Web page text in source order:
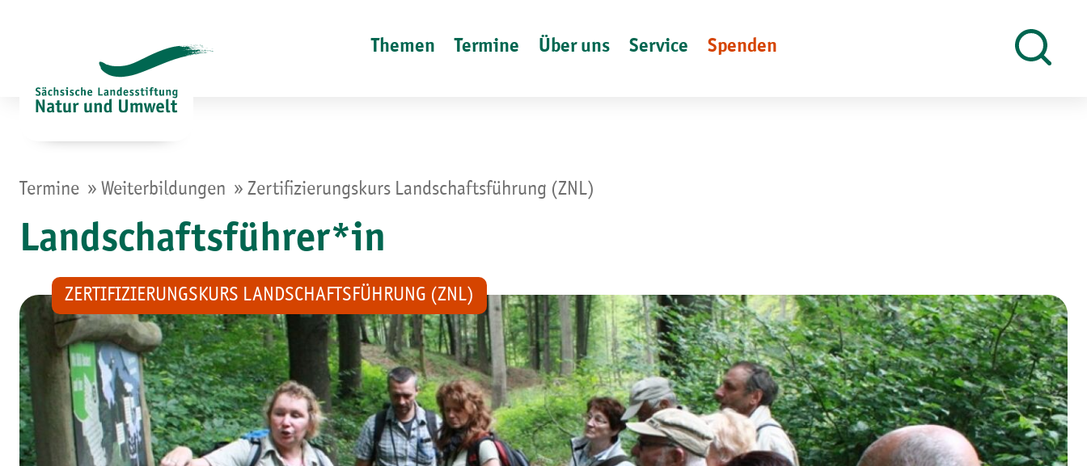
Themen Termine Über uns Service Spenden
Termine » Weiterbildungen » Zertifizierungskurs Landschaftsführung (ZNL)
Landschaftsführer*in
ZERTIFIZIERUNGSKURS LANDSCHAFTSFÜHRUNG (ZNL)